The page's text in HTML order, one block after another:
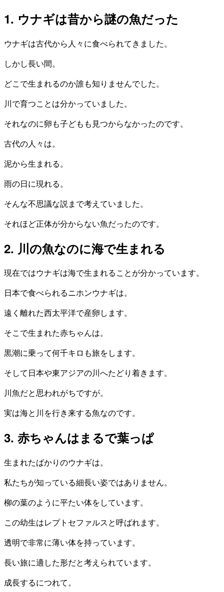
1. ウナギは昔から謎の魚だった
ウナギは古代から人々に食べられてきました。
しかし長い間。
どこで生まれるのか誰も知りませんでした。
川で育つことは分かっていました。
それなのに卵も子どもも見つからなかったのです。
古代の人々は。
泥から生まれる。
雨の日に現れる。
そんな不思議な説まで考えていました。
それほど正体が分からない魚だったのです。
2. 川の魚なのに海で生まれる
現在ではウナギは海で生まれることが分かっています。
日本で食べられるニホンウナギは。
遠く離れた西太平洋で産卵します。
そこで生まれた赤ちゃんは。
黒潮に乗って何千キロも旅をします。
そして日本や東アジアの川へたどり着きます。
川魚だと思われがちですが。
実は海と川を行き来する魚なのです。
3. 赤ちゃんはまるで葉っぱ
生まれたばかりのウナギは。
私たちが知っている細長い姿ではありません。
柳の葉のように平たい体をしています。
この幼生はレプトセファルスと呼ばれます。
透明で非常に薄い体を持っています。
長い旅に適した形だと考えられています。
成長するにつれて。